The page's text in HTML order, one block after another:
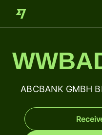
ABCBANK GMBH